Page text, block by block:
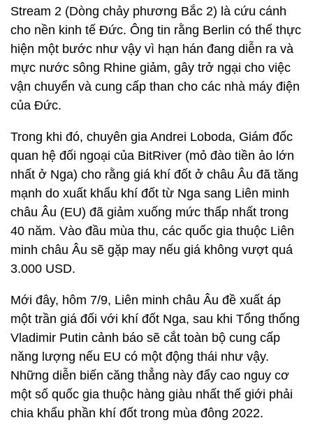
Stream 2 (Dòng chảy phương Bắc 2) là cứu cánh
cho nền kinh tế Đức. Ông tin rằng Berlin có thể thực
hiện một bước như vậy vì hạn hán đang diễn ra và
mực nước sông Rhine giảm, gây trở ngại cho việc
vận chuyển và cung cấp than cho các nhà máy điện
của Đức.
Trong khi đó, chuyên gia Andrei Loboda, Giám đốc
quan hệ đối ngoại của BitRiver (mỏ đào tiền ảo lớn
nhất ở Nga) cho rằng giá khí đốt ở châu Âu đã tăng
mạnh do xuất khẩu khí đốt từ Nga sang Liên minh
châu Âu (EU) đã giảm xuống mức thấp nhất trong
40 năm. Vào đầu mùa thu, các quốc gia thuộc Liên
minh châu Âu sẽ gặp may nếu giá không vượt quá
3.000 USD.
Mới đây, hôm 7/9, Liên minh châu Âu đề xuất áp
một trần giá đối với khí đốt Nga, sau khi Tổng thống
Vladimir Putin cảnh báo sẽ cắt toàn bộ cung cấp
năng lượng nếu EU có một động thái như vậy.
Những diễn biến căng thẳng này đẩy cao nguy cơ
một số quốc gia thuộc hàng giàu nhất thế giới phải
chia khẩu phần khí đốt trong mùa đông 2022.